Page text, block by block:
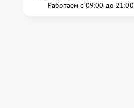
Работаем с 09:00 до 21:00